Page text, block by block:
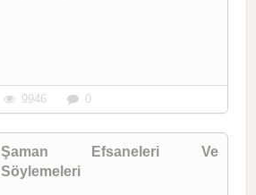
9946 0
Şaman Efsaneleri Ve
Söylemeleri